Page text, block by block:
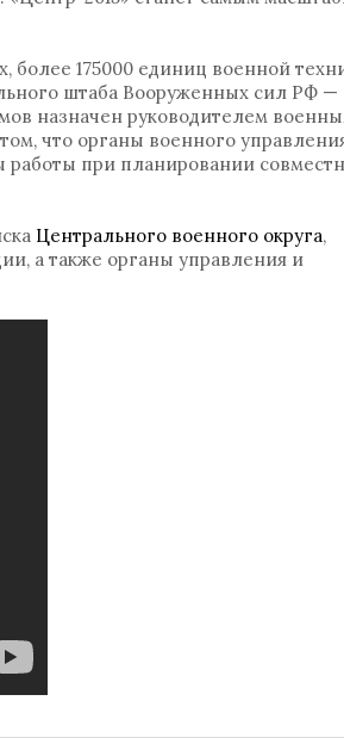
более 175000 единиц военной
штаба Вооруженных сил РФ
назначен руководителем
что органы военного
работы при планировании
Центрального военного округа,
а также органы управления и